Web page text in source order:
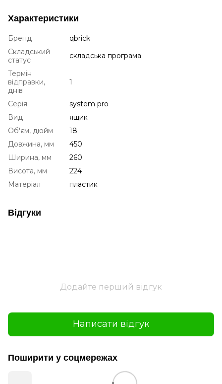
Характеристики
Бренд
qbrick
Складський
статус
складська програма
Термін
відправки,
днів
1
Серія
system pro
Вид
ящик
Об'єм, дюйм
18
Довжина, мм
450
Ширина, мм
260
Висота, мм
224
Матеріал
пластик
Відгуки
Додайте перший відгук
Написати відгук
Поширити у соцмережах